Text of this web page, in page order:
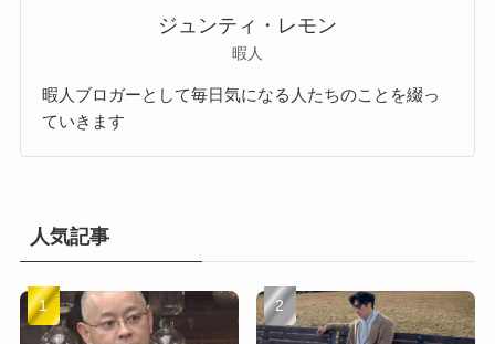
ジュンティ・レモン
暇人
暇人ブロガーとして毎日気になる人たちのことを綴っ
ていきます
人気記事